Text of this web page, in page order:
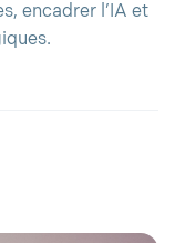
encadrer l’IA et